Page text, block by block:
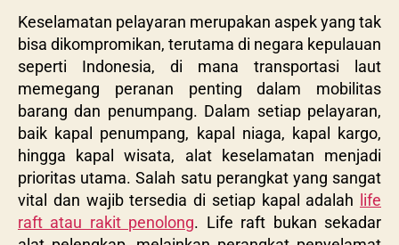
Keselamatan pelayaran merupakan aspek yang tak
bisa dikompromikan, terutama di negara kepulauan
seperti Indonesia, di mana transportasi laut
memegang peranan penting dalam mobilitas
barang dan penumpang. Dalam setiap pelayaran,
baik kapal penumpang, kapal niaga, kapal kargo,
hingga kapal wisata, alat keselamatan menjadi
prioritas utama. Salah satu perangkat yang sangat
vital dan wajib tersedia di setiap kapal adalah
life
raft atau rakit penolong. Life raft bukan sekadar